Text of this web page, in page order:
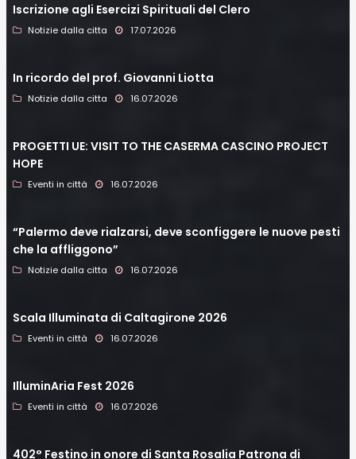
Iscrizione agli Esercizi Spirituali del Clero
Notizie dalla citta 17.07.2026
In ricordo del prof. Giovanni Liotta
Notizie dalla citta 16.07.2026
PROGETTI UE: VISIT TO THE CASERMA CASCINO PROJECT
HOPE
Eventi in città 16.07.2026
“Palermo deve rialzarsi, deve sconfiggere le nuove pesti
che la affliggono”
Notizie dalla citta 16.07.2026
Scala Illuminata di Caltagirone 2026
Eventi in città 16.07.2026
IlluminAria Fest 2026
Eventi in città 16.07.2026
402° Festino in onore di Santa Rosalia Patrona di